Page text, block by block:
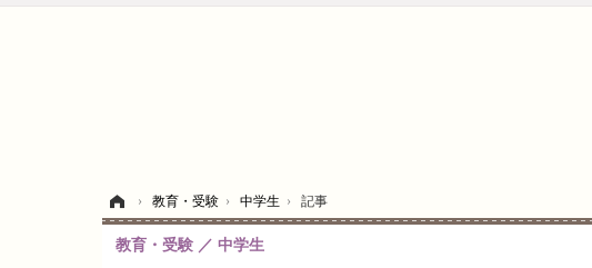
› 教育・受験 › 中学生 › 記事
教育・受験 中学生